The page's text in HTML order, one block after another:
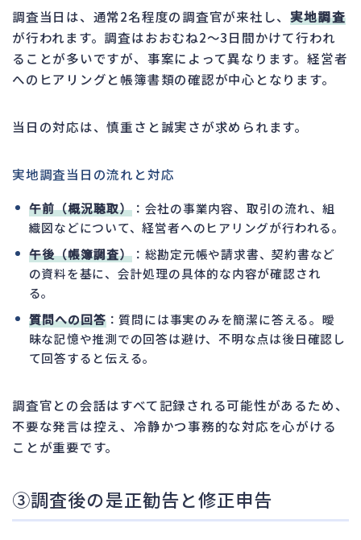
調査当日は、通常2名程度の調査官が来社し、実地調査
が行われます。調査はおおむね2〜3日間かけて行われ
ることが多いですが、事案によって異なります。経営者
へのヒアリングと帳簿書類の確認が中心となります。
当日の対応は、慎重さと誠実さが求められます。
実地調査当日の流れと対応
午前（概況聴取）：会社の事業内容、取引の流れ、組
織図などについて、経営者へのヒアリングが行われる。
午後（帳簿調査）：総勘定元帳や請求書、契約書など
の資料を基に、会計処理の具体的な内容が確認され
る。
質問への回答：質問には事実のみを簡潔に答える。曖
昧な記憶や推測での回答は避け、不明な点は後日確認し
て回答すると伝える。
調査官との会話はすべて記録される可能性があるため、
不要な発言は控え、冷静かつ事務的な対応を心がける
ことが重要です。
③調査後の是正勧告と修正申告